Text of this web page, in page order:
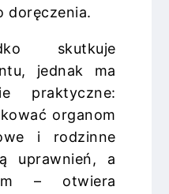
doręczenia.
skutkuje
jednak ma
praktyczne:
organom
i rodzinne
uprawnień, a
– otwiera